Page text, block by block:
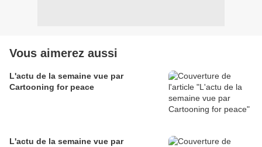
Vous aimerez aussi
L'actu de la semaine vue par
Cartooning for peace
L'actu de la semaine vue par